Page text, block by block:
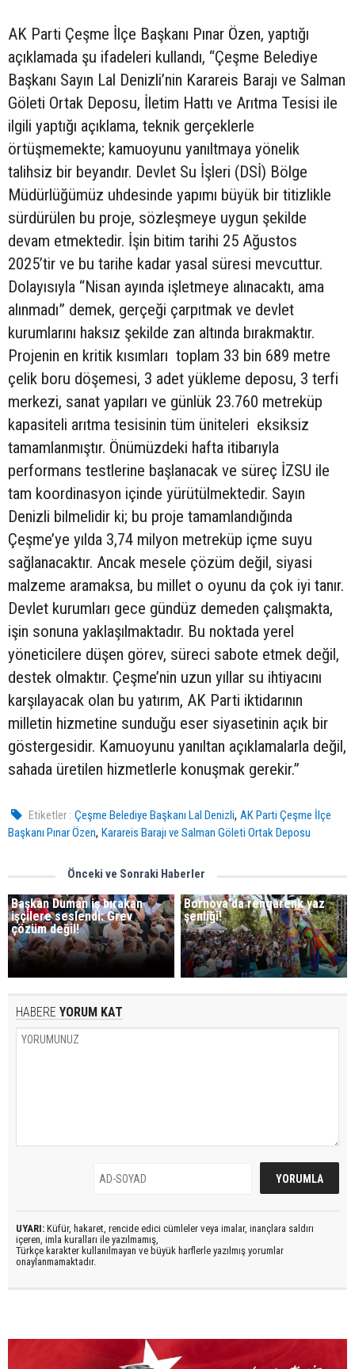
AK Parti Çeşme İlçe Başkanı Pınar Özen, yaptığı
açıklamada şu ifadeleri kullandı, “Çeşme Belediye
Başkanı Sayın Lal Denizli’nin Karareis Barajı ve Salman
Göleti Ortak Deposu, İletim Hattı ve Arıtma Tesisi ile
ilgili yaptığı açıklama, teknik gerçeklerle
örtüşmemekte; kamuoyunu yanıltmaya yönelik
talihsiz bir beyandır. Devlet Su İşleri (DSİ) Bölge
Müdürlüğümüz uhdesinde yapımı büyük bir titizlikle
sürdürülen bu proje, sözleşmeye uygun şekilde
devam etmektedir. İşin bitim tarihi 25 Ağustos
2025’tir ve bu tarihe kadar yasal süresi mevcuttur.
Dolayısıyla “Nisan ayında işletmeye alınacaktı, ama
alınmadı” demek, gerçeği çarpıtmak ve devlet
kurumlarını haksız şekilde zan altında bırakmaktır.
Projenin en kritik kısımları toplam 33 bin 689 metre
çelik boru döşemesi, 3 adet yükleme deposu, 3 terfi
merkezi, sanat yapıları ve günlük 23.760 metreküp
kapasiteli arıtma tesisinin tüm üniteleri eksiksiz
tamamlanmıştır. Önümüzdeki hafta itibarıyla
performans testlerine başlanacak ve süreç İZSU ile
tam koordinasyon içinde yürütülmektedir. Sayın
Denizli bilmelidir ki; bu proje tamamlandığında
Çeşme’ye yılda 3,74 milyon metreküp içme suyu
sağlanacaktır. Ancak mesele çözüm değil, siyasi
malzeme aramaksa, bu millet o oyunu da çok iyi tanır.
Devlet kurumları gece gündüz demeden çalışmakta,
işin sonuna yaklaşılmaktadır. Bu noktada yerel
yöneticilere düşen görev, süreci sabote etmek değil,
destek olmaktır. Çeşme’nin uzun yıllar su ihtiyacını
karşılayacak olan bu yatırım, AK Parti iktidarının
milletin hizmetine sunduğu eser siyasetinin açık bir
göstergesidir. Kamuoyunu yanıltan açıklamalarla değil,
sahada üretilen hizmetlerle konuşmak gerekir.”
Etiketler : Çeşme Belediye Başkanı Lal Denizli,AK Parti Çeşme İlçe
Başkanı Pınar Özen, Karareis Barajı ve Salman Göleti Ortak Deposu
Önceki ve Sonraki Haberler
Başkan Duman iş bırakan
işçilere seslendi: Grev
çözüm değil!
Bornova'da rengarenk yaz
şenliği!
HABERE YORUM KAT
UYARI: Küfür, hakaret, rencide edici cümleler veya imalar, inançlara saldırı
içeren, imla kuralları ile yazılmamış,
Türkçe karakter kullanılmayan ve büyük harflerle yazılmış yorumlar
onaylanmamaktadır.